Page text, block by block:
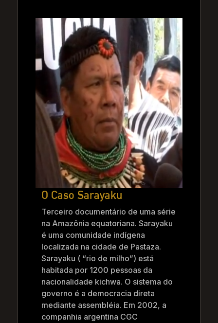
O Caso Sarayaku
Terceiro documentário de uma série
na Amazônia equatoriana. Sarayaku
é uma comunidade indígena
localizada na cidade de Pastaza.
Sarayaku ( “rio de milho”) está
habitada por 1200 pessoas da
nacionalidade kichwa. O sistema do
governo é a democracia direta
mediante assembléia. Em 2002, a
companhia argentina CGC